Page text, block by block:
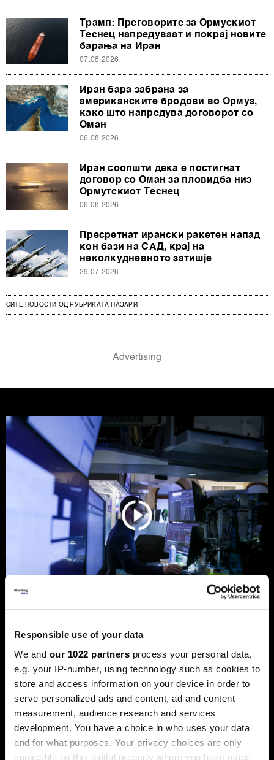
Responsible use of your data
We and our 1022 partners process your personal data,
e.g. your IP-number, using technology such as cookies to
store and access information on your device in order to
serve personalized ads and content, ad and content
measurement, audience research and services
development. You have a choice in who uses your data
and for what purposes. Your privacy choices are only
applicable on this digital property where you have made
Трамп: Преговорите за Ормускиот
Теснец напредуваат и покрај новите
барања на Иран
07.08.2026
Иран бара забрана за
американските бродови во Ормуз,
како што напредува договорот со
Оман
06.08.2026
Иран соопшти дека е постигнат
договор со Оман за пловидба низ
Ормутскиот Теснец
06.08.2026
Пресретнат ирански ракетен напад
кон бази на САД, крај на
неколкудневното затишје
29.07.2026
СИТЕ НОВОСТИ ОД РУБРИКАТА ПАЗАРИ
Берзански преглед: Волстрит
хоризонтот бура
еуфоријата, политичките потреси и инфлацијата ги
погодија обврзниците